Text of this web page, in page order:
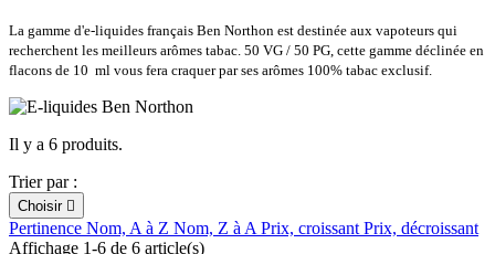
La gamme d'e-liquides français Ben Northon est destinée aux vapoteurs qui
recherchent les meilleurs arômes tabac. 50 VG / 50 PG, cette gamme déclinée en
flacons de 10 ml vous fera craquer par ses arômes 100% tabac exclusif.
Il y a 6 produits.
Trier par :
Choisir 
Pertinence Nom, A à Z Nom, Z à APrix, croissantPrix, décroissant
Affichage 1-6 de 6 article(s)